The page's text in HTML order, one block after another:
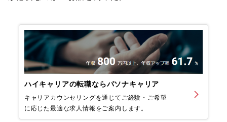
ハイキャリアの転職ならパソナキャリア
キャリアカウンセリングを通じてご経験・ご希望
に応じた最適な求人情報をご案内します。